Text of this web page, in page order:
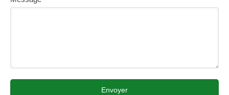
Envoyer